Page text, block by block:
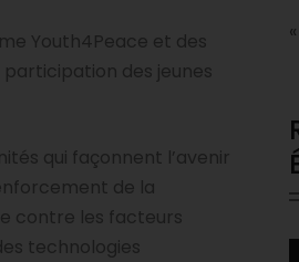
Youth4Peace et des
des jeunes
qui façonnent l’avenir
de la
contre les facteurs
technologies